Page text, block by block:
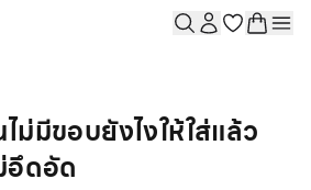
ไม่มีขอบยังไงให้ใส่แล้ว
อึดอัด